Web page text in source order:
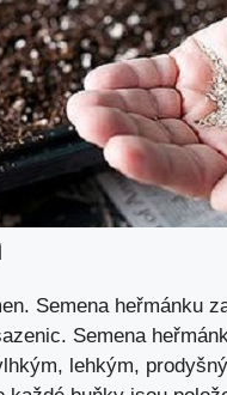
Semena heřmánku
Semena
lehkým,